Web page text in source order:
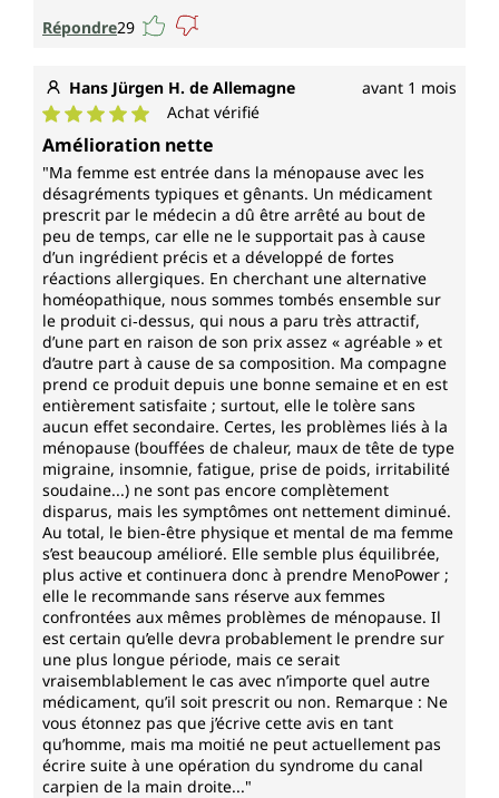
Répondre29
Hans Jürgen H. de Allemagne avant 1 mois
Note moyenne de 5 sur 5 étoiles
Achat vérifié
Amélioration nette
"Ma femme est entrée dans la ménopause avec les
désagréments typiques et gênants. Un médicament
prescrit par le médecin a dû être arrêté au bout de
peu de temps, car elle ne le supportait pas à cause
d’un ingrédient précis et a développé de fortes
réactions allergiques. En cherchant une alternative
homéopathique, nous sommes tombés ensemble sur
le produit ci‑dessus, qui nous a paru très attractif,
d’une part en raison de son prix assez « agréable » et
d’autre part à cause de sa composition. Ma compagne
prend ce produit depuis une bonne semaine et en est
entièrement satisfaite ; surtout, elle le tolère sans
aucun effet secondaire. Certes, les problèmes liés à la
ménopause (bouffées de chaleur, maux de tête de type
migraine, insomnie, fatigue, prise de poids, irritabilité
soudaine...) ne sont pas encore complètement
disparus, mais les symptômes ont nettement diminué.
Au total, le bien‑être physique et mental de ma femme
s’est beaucoup amélioré. Elle semble plus équilibrée,
plus active et continuera donc à prendre MenoPower ;
elle le recommande sans réserve aux femmes
confrontées aux mêmes problèmes de ménopause. Il
est certain qu’elle devra probablement le prendre sur
une plus longue période, mais ce serait
vraisemblablement le cas avec n’importe quel autre
médicament, qu’il soit prescrit ou non. Remarque : Ne
vous étonnez pas que j’écrive cette avis en tant
qu’homme, mais ma moitié ne peut actuellement pas
écrire suite à une opération du syndrome du canal
carpien de la main droite..."